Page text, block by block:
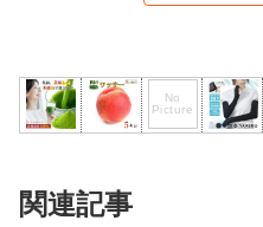
関連記事